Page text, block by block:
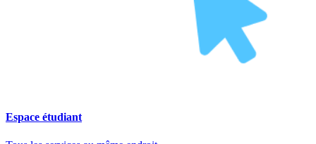
Espace étudiant